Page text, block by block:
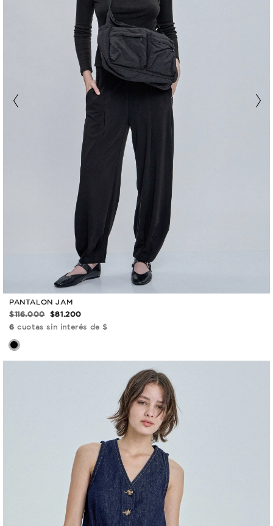
PANTALON JAM
$116.000
$81.200
6 cuotas sin interés de $